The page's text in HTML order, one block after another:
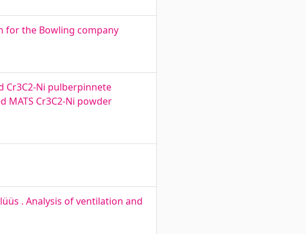
for the Bowling company
Ni pulberpinnete
Cr3C2-Ni powder
. Analysis of ventilation and